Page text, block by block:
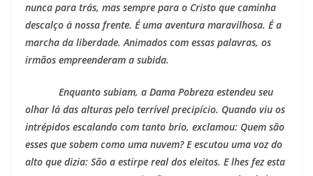
nunca para trás, mas sempre para o Cristo que caminha
descalço à nossa frente. É uma aventura maravilhosa. É a
marcha da liberdade. Animados com essas palavras, os
irmãos empreenderam a subida.
Enquanto subiam, a Dama Pobreza estendeu seu
olhar lá das alturas pelo terrível precipício. Quando viu os
intrépidos escalando com tanto brio, exclamou: Quem são
esses que sobem como uma nuvem? E escutou uma voz do
alto que dizia: São a estirpe real dos eleitos. E lhes fez esta